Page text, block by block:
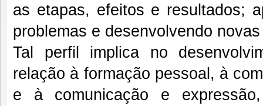
as etapas, efeitos e resultados;
problemas e desenvolvendo
Tal perfil implica no
relação à formação pessoal, à
e à comunicação e